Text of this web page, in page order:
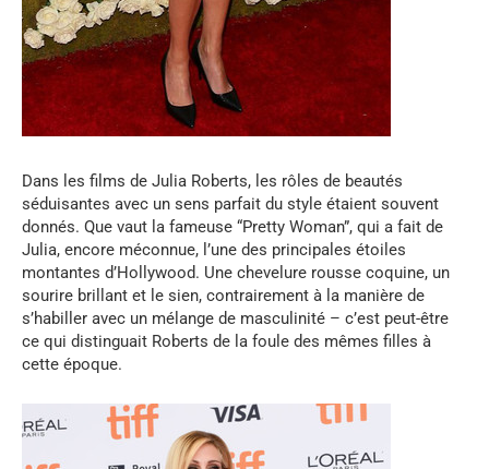
Dans les films de Julia Roberts, les rôles de beautés
séduisantes avec un sens parfait du style étaient souvent
donnés. Que vaut la fameuse “Pretty Woman”, qui a fait de
Julia, encore méconnue, l’une des principales étoiles
montantes d’Hollywood. Une chevelure rousse coquine, un
sourire brillant et le sien, contrairement à la manière de
s’habiller avec un mélange de masculinité – c’est peut-être
ce qui distinguait Roberts de la foule des mêmes filles à
cette époque.